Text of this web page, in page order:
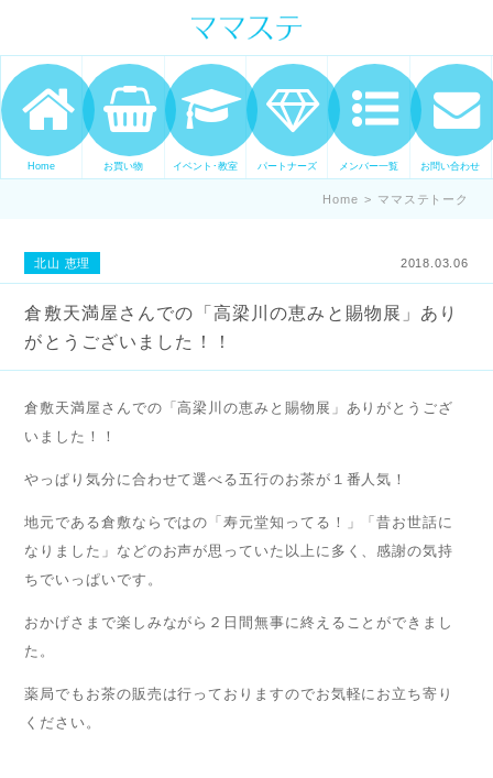
ママの才能発信します。 手づくり
表現ステージ ママステ スキル・セ
ンスを表現したいママが集まって
ます。
Home お買い物 イベント･教室 パートナーズ メンバー一覧 お問い合わせ
Home > ママステトーク
北山 恵理 2018.03.06
倉敷天満屋さんでの「高梁川の恵みと賜物展」あり
がとうございました！！
倉敷天満屋さんでの「高梁川の恵みと賜物展」ありがとうござ
いました！！
やっぱり気分に合わせて選べる五行のお茶が１番人気！
地元である倉敷ならではの「寿元堂知ってる！」「昔お世話に
なりました」などのお声が思っていた以上に多く、感謝の気持
ちでいっぱいです。
おかげさまで楽しみながら２日間無事に終えることができまし
た。
薬局でもお茶の販売は行っておりますのでお気軽にお立ち寄り
ください。